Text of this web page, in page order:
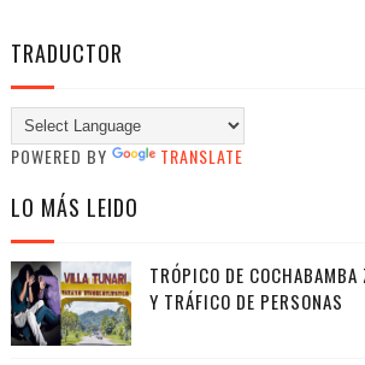
TRADUCTOR
POWERED BY TRANSLATE
LO MÁS LEIDO
TRÓPICO DE COCHABAMBA
Y TRÁFICO DE PERSONAS